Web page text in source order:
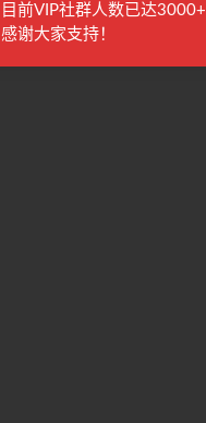
目前VIP社群人数已达3000+
感谢大家支持！